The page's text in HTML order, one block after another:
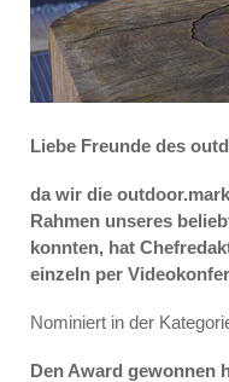
Liebe Freunde des
da wir die
Rahmen unseres
konnten, hat
einzeln per
Nominiert in der
Den Award gewonnen